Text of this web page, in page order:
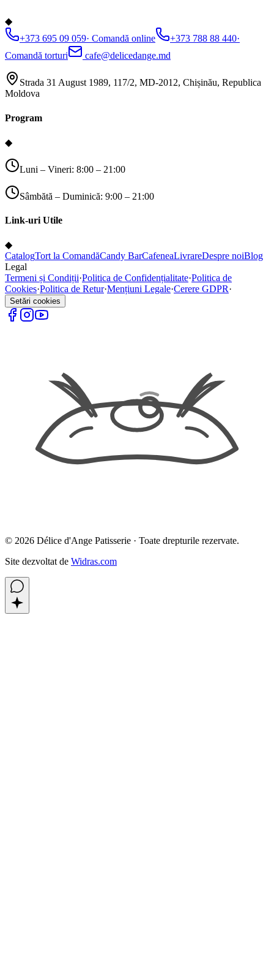
◆
+373 695 09 059· Comandă online +373 788 88 440·
Comandă torturi
cafe@delicedange.md
Strada 31 August 1989, 117/2, MD-2012, Chișinău, Republica
Moldova
Program
◆
Luni – Vineri: 8:00 – 21:00
Sâmbătă – Duminică: 9:00 – 21:00
Link-uri Utile
◆
CatalogTort la ComandăCandy BarCafeneaLivrareDespre noiBlog
Legal
Termeni și Condiții·Politica de Confidențialitate·Politica de
Cookies·Politica de Retur·Mențiuni Legale·Cerere GDPR·
Setări cookies
© 2026 Délice d'Ange Patisserie · Toate drepturile rezervate.
Site dezvoltat de Widras.com